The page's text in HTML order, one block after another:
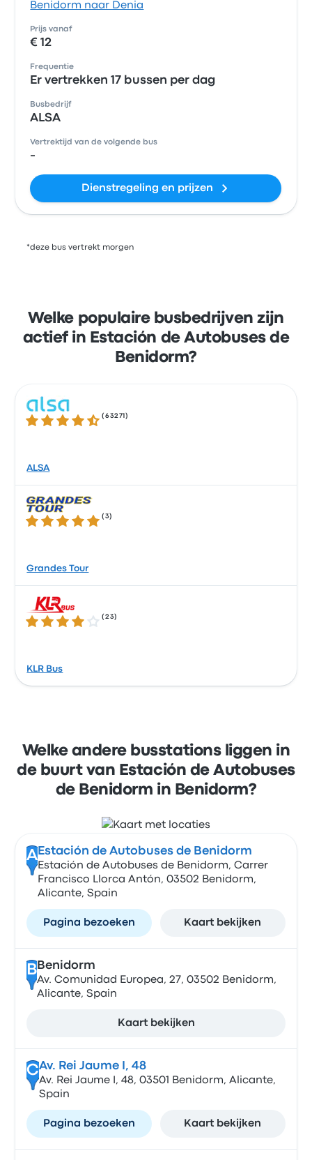
Benidorm naar Denia
Prijs vanaf
€ 12
Frequentie
Er vertrekken 17 bussen per dag
Busbedrijf
ALSA
Vertrektijd van de volgende bus
-
Dienstregeling en prijzen
*deze bus vertrekt morgen
Welke populaire busbedrijven zijn
actief in Estación de Autobuses de
Benidorm?
4.3 van de 5 sterren
(63271 )
ALSA
5.0 van de 5 sterren
(3)
Grandes Tour
4.0 van de 5 sterren
(23)
KLR Bus
Welke andere busstations liggen in
de buurt van Estación de Autobuses
de Benidorm in Benidorm?
A Estación de Autobuses de Benidorm
Estación de Autobuses de Benidorm, Carrer
Francisco Llorca Antón, 03502 Benidorm,
Alicante, Spain
Pagina bezoeken Kaart bekijken
B Benidorm
Av. Comunidad Europea, 27, 03502 Benidorm,
Alicante, Spain
Kaart bekijken
CAv. Rei Jaume I, 48
Av. Rei Jaume I, 48, 03501 Benidorm, Alicante,
Spain
Pagina bezoeken Kaart bekijken